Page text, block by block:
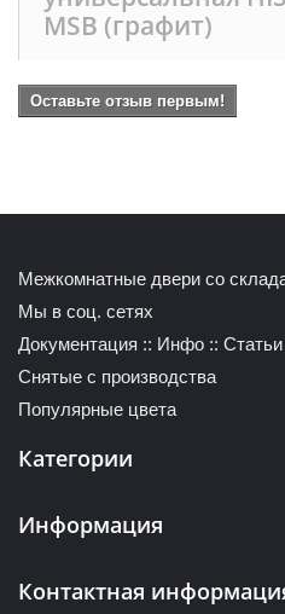
MSB (графит)
Оставьте отзыв первым!
Межкомнатные двери со
Мы в соц. сетях
Документация :: Инфо :: Статьи
Снятые с производства
Популярные цвета
Категории
Информация
Контактная